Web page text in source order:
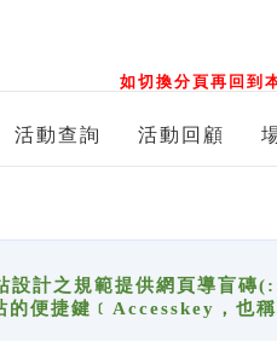
如切換分頁再回到
活動查詢 活動回顧
設計之規範提供網頁導盲
捷鍵﹝Accesskey，也稱